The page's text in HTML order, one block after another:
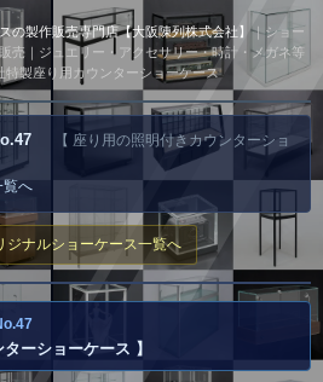
の製作販売専門店【大阪陳列株式会社】｜ショー
売｜ジュエリー・アクセサリー・時計・メガネ等
特製座り用カウンターショーケース
【 座り用の照明付きカウンターショ
覧へ
ジナルショーケース一覧へ
ーショーケース 】